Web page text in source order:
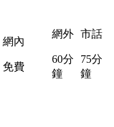
網內
免費
網外
60分
鐘
市話
75分
鐘